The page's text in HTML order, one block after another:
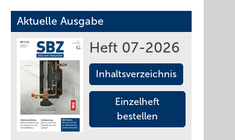
Aktuelle Ausgabe
Heft 07-2026
Inhaltsverzeichnis
Einzelheft
bestellen